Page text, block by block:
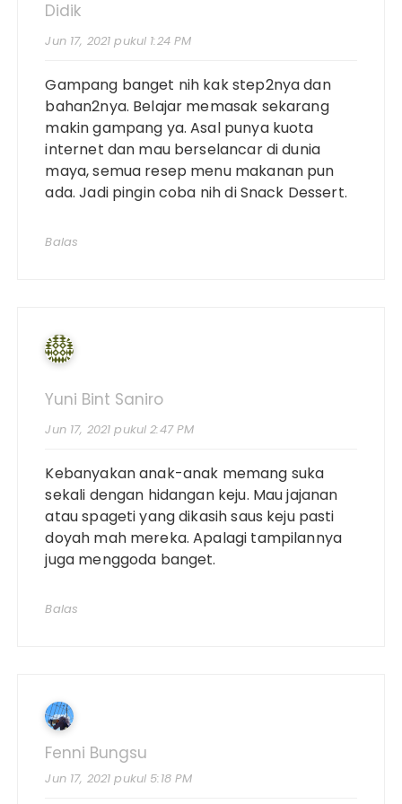
Didik
Jun 17, 2021 pukul 1:24 PM
Gampang banget nih kak step2nya dan
bahan2nya. Belajar memasak sekarang
makin gampang ya. Asal punya kuota
internet dan mau berselancar di dunia
maya, semua resep menu makanan pun
ada. Jadi pingin coba nih di Snack Dessert.
Balas
Yuni Bint Saniro
Jun 17, 2021 pukul 2:47 PM
Kebanyakan anak-anak memang suka
sekali dengan hidangan keju. Mau jajanan
atau spageti yang dikasih saus keju pasti
doyah mah mereka. Apalagi tampilannya
juga menggoda banget.
Balas
Fenni Bungsu
Jun 17, 2021 pukul 5:18 PM